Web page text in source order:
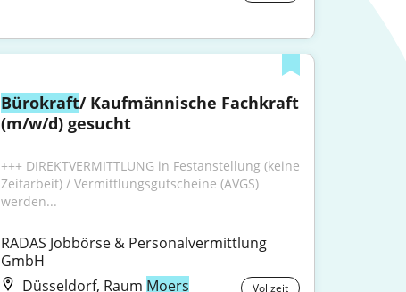
Bürokraft/ Kaufmännische Fachkraft
(m/w/d) gesucht
+++ DIREKTVERMITTLUNG in Festanstellung (keine
Zeitarbeit) / Vermittlungsgutscheine (AVGS)
werden...
RADAS Jobbörse & Personalvermittlung
GmbH
Düsseldorf, Raum Moers Vollzeit